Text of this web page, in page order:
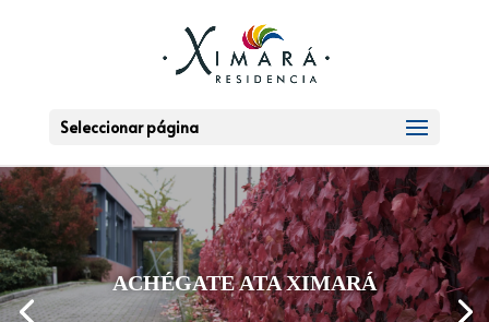
Seleccionar página
ACHÉGATE ATA XIMARÁ